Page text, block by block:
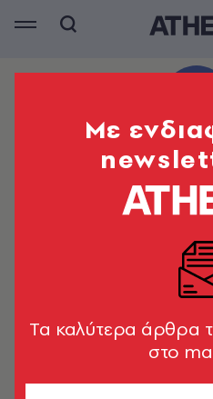
Mε
Tα καλύτερα άρθρα
στο